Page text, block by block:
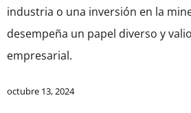
industria o una inversión en la
desempeña un papel diverso y
empresarial.
octubre 13, 2024